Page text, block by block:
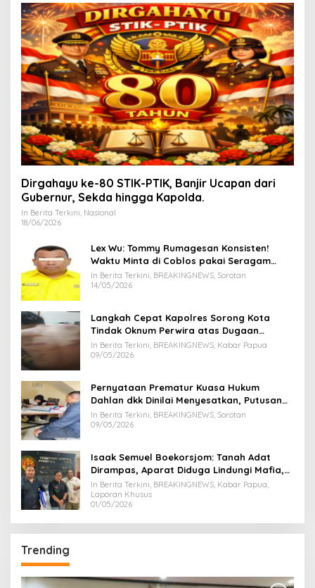
Dirgahayu ke-80 STIK-PTIK, Banjir Ucapan dari
Gubernur, Sekda hingga Kapolda.
In Berita Terkini, Nasional
18/06/2026
Lex Wu: Tommy Rumagesan Konsisten!
Waktu Minta di Coblos pakai Seragam
Kuning, Waktu MenCoblos Juga pakai Kaos
Kuning.
In Berita Terkini, BREAKINGNEWS, Sorotan
14/05/2026
Langkah Cepat Kapolres Sorong Kota
Tindak Oknum Perwira atas Dugaan
Kekerasan Brutal Terhadap Anak
In Berita Terkini, BREAKINGNEWS, Kabar Papua
09/05/2026
Pernyataan Prematur Kuasa Hukum
Dahlan dkk Dinilai Menyesatkan, Putusan
PK Isaak Boekorsjom Belum Dipublikasikan
In Berita Terkini, BREAKINGNEWS, Sorotan
09/05/2026
Isaak Semuel Boekorsjom: Tanah Adat
Dirampas, Aparat Diduga Lindungi Mafia,
Kasus Kini Jadi Prioritas ATR/BPN
In Berita Terkini, BREAKINGNEWS, Kabar Papua,
Laporan Khusus
01/05/2026
Trending